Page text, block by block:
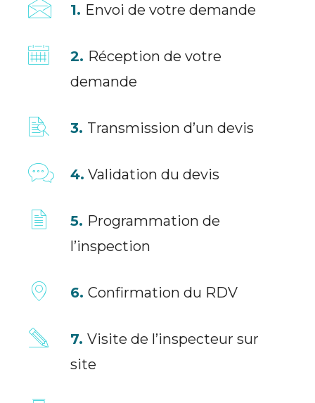
1. Envoi de votre demande
2. Réception de votre
demande
3. Transmission d’un devis
4. Validation du devis
5. Programmation de
l’inspection
6.Confirmation du RDV
7.Visite de l’inspecteur sur
site